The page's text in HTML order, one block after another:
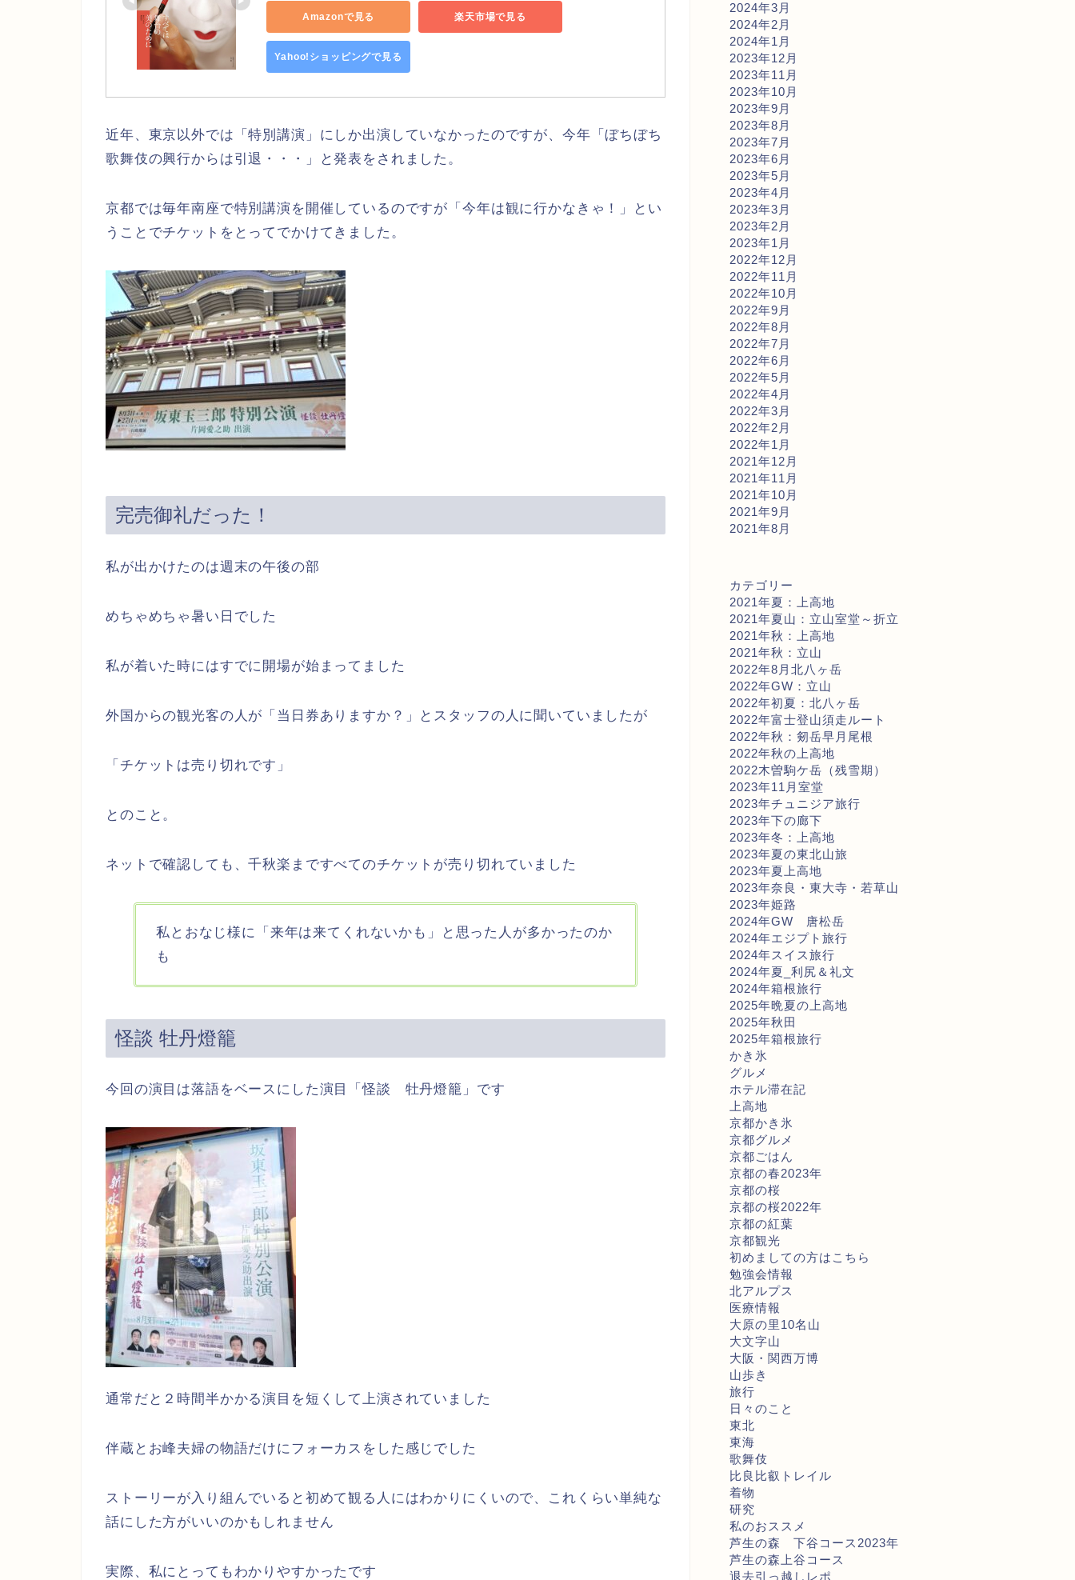
Amazonで見る 楽天市場で見る
Yahoo!ショッピングで見る
近年、東京以外では「特別講演」にしか出演していなかったのですが、今年「ぼちぼち
歌舞伎の興行からは引退・・・」と発表をされました。
京都では毎年南座で特別講演を開催しているのですが「今年は観に行かなきゃ！」とい
うことでチケットをとってでかけてきました。
完売御礼だった！
私が出かけたのは週末の午後の部
めちゃめちゃ暑い日でした
私が着いた時にはすでに開場が始まってました
外国からの観光客の人が「当日券ありますか？」とスタッフの人に聞いていましたが
「チケットは売り切れです」
とのこと。
ネットで確認しても、千秋楽まですべてのチケットが売り切れていました
私とおなじ様に「来年は来てくれないかも」と思った人が多かったのか
も
怪談 牡丹燈籠
今回の演目は落語をベースにした演目「怪談 牡丹燈籠」です
通常だと２時間半かかる演目を短くして上演されていました
伴蔵とお峰夫婦の物語だけにフォーカスをした感じでした
ストーリーが入り組んでいると初めて観る人にはわかりにくいので、これくらい単純な
話にした方がいいのかもしれません
実際、私にとってもわかりやすかったです
2024年3月
2024年2月
2024年1月
2023年12月
2023年11月
2023年10月
2023年9月
2023年8月
2023年7月
2023年6月
2023年5月
2023年4月
2023年3月
2023年2月
2023年1月
2022年12月
2022年11月
2022年10月
2022年9月
2022年8月
2022年7月
2022年6月
2022年5月
2022年4月
2022年3月
2022年2月
2022年1月
2021年12月
2021年11月
2021年10月
2021年9月
2021年8月
カテゴリー
2021年夏：上高地
2021年夏山：立山室堂～折立
2021年秋：上高地
2021年秋：立山
2022年8月北八ヶ岳
2022年GW：立山
2022年初夏：北八ヶ岳
2022年富士登山須走ルート
2022年秋：剱岳早月尾根
2022年秋の上高地
2022木曽駒ケ岳（残雪期）
2023年11月室堂
2023年チュニジア旅行
2023年下の廊下
2023年冬：上高地
2023年夏の東北山旅
2023年夏上高地
2023年奈良・東大寺・若草山
2023年姫路
2024年GW 唐松岳
2024年エジプト旅行
2024年スイス旅行
2024年夏_利尻＆礼文
2024年箱根旅行
2025年晩夏の上高地
2025年秋田
2025年箱根旅行
かき氷
グルメ
ホテル滞在記
上高地
京都かき氷
京都グルメ
京都ごはん
京都の春2023年
京都の桜
京都の桜2022年
京都の紅葉
京都観光
初めましての方はこちら
勉強会情報
北アルプス
医療情報
大原の里10名山
大文字山
大阪・関西万博
山歩き
旅行
日々のこと
東北
東海
歌舞伎
比良比叡トレイル
着物
研究
私のおススメ
芦生の森 下谷コース2023年
芦生の森上谷コース
退去引っ越しレポ